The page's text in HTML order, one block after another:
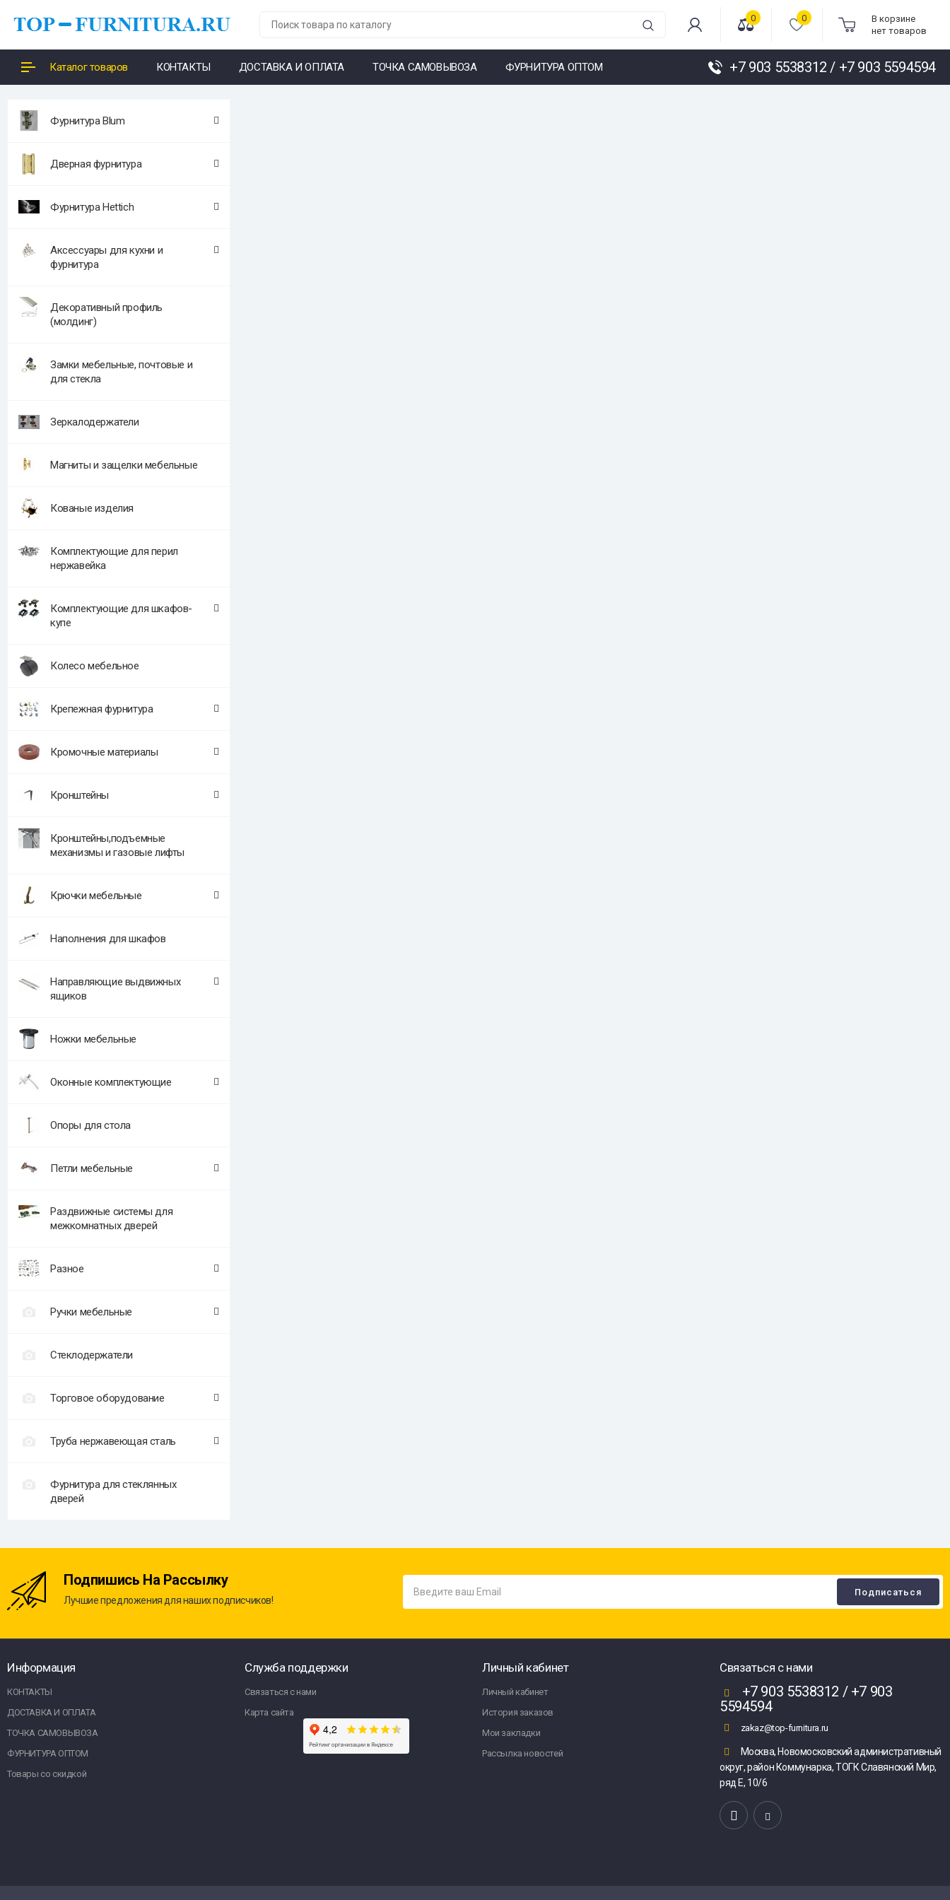
0 0
В корзине
нет товаров
Каталог товаров КОНТАКТЫ ДОСТАВКА И ОПЛАТА ТОЧКА САМОВЫВОЗА ФУРНИТУРА ОПТОМ +7 903 5538312 / +7 903 5594594
Фурнитура Blum
Дверная фурнитура
Фурнитура Hettich
Аксессуары для кухни и
фурнитура
Декоративный профиль
(молдинг)
Замки мебельные, почтовые и
для стекла
Зеркалодержатели
Магниты и защелки мебельные
Кованые изделия
Комплектующие для перил
нержавейка
Комплектующие для шкафов-
купе
Колесо мебельное
Крепежная фурнитура
Кромочные материалы
Кронштейны
Кронштейны,подъемные
механизмы и газовые лифты
Крючки мебельные
Наполнения для шкафов
Направляющие выдвижных
ящиков
Ножки мебельные
Оконные комплектующие
Опоры для стола
Петли мебельные
Раздвижные системы для
межкомнатных дверей
Разное
Ручки мебельные
Стеклодержатели
Торговое оборудование
Труба нержавеющая сталь
Фурнитура для стеклянных
дверей
Подпишись На Рассылку
Лучшие предложения для наших подписчиков!
Информация
КОНТАКТЫ
ДОСТАВКА И ОПЛАТА
ТОЧКА САМОВЫВОЗА
ФУРНИТУРА ОПТОМ
Товары со скидкой
Служба поддержки
Связаться с нами
Карта сайта
Личный кабинет
Личный кабинет
История заказов
Мои закладки
Рассылка новостей
Связаться с нами
+7 903 5538312 / +7 903
5594594
zakaz@top-furnitura.ru
Москва, Новомосковский административный
округ, район Коммунарка, ТОГК Славянский Мир,
ряд Е, 10/6